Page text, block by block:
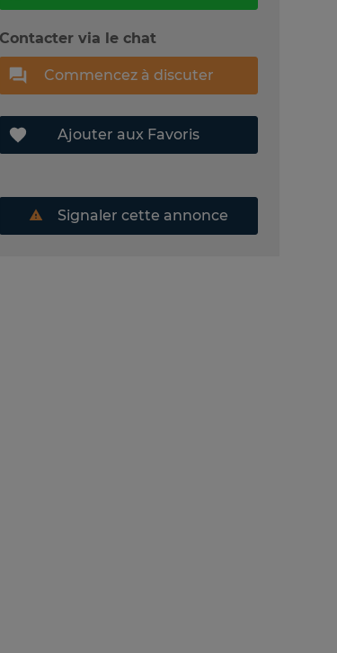
Contacter via le chat
Commencez à discuter
Ajouter aux Favoris
Signaler cette annonce